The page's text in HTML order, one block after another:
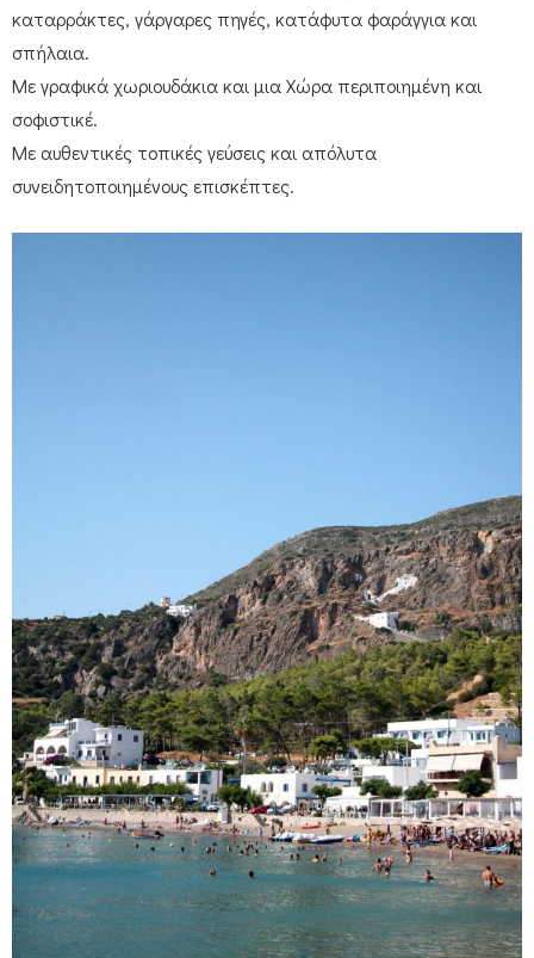
καταρράκτες, γάργαρες πηγές, κατάφυτα φαράγγια και
σπήλαια.
Με γραφικά χωριουδάκια και μια Χώρα περιποιημένη και
σοφιστικέ.
Με αυθεντικές τοπικές γεύσεις και απόλυτα
συνειδητοποιημένους επισκέπτες.